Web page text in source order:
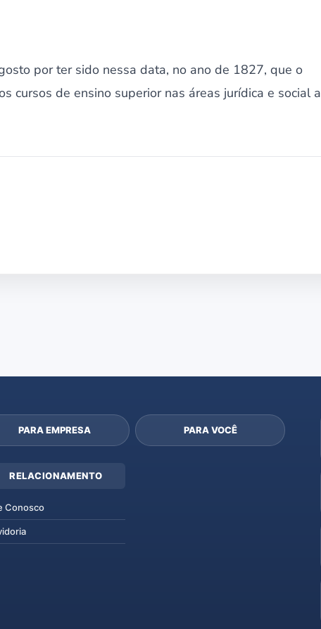
por ter sido nessa data, no ano de 1827, que o
cursos de ensino superior nas áreas jurídica e social a
PARA EMPRESA PARA VOCÊ
RELACIONAMENTO
Conosco